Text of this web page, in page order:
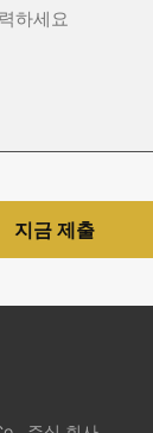
지금 제출